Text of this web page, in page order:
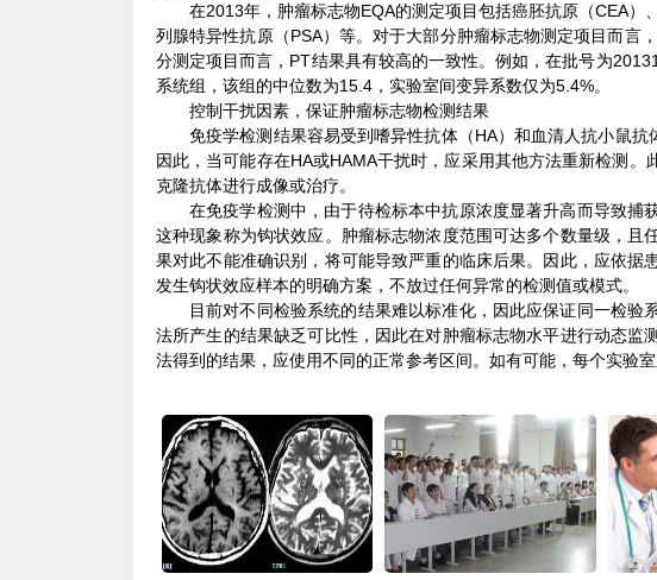
在2013年，肿瘤标志物EQA的测定项目包括癌胚抗原（CEA
列腺特异性抗原（PSA）等。对于大部分肿瘤标志物测定项目而言
分测定项目而言，PT结果具有较高的一致性。例如，在批号为
系统组，该组的中位数为15.4，实验室间变异系数仅为5.4%。
控制干扰因素，保证肿瘤标志物检测结果
免疫学检测结果容易受到嗜异性抗体（HA）和血清人抗小鼠抗
因此，当可能存在HA或HAMA干扰时，应采用其他方法重新检测
克隆抗体进行成像或治疗。
在免疫学检测中，由于待检标本中抗原浓度显著升高而导致捕
这种现象称为钩状效应。肿瘤标志物浓度范围可达多个数量级，且
果对此不能准确识别，将可能导致严重的临床后果。因此，应依据
发生钩状效应样本的明确方案，不放过任何异常的检测值或模式。
目前对不同检验系统的结果难以标准化，因此应保证同一检
法所产生的结果缺乏可比性，因此在对肿瘤标志物水平进行动态监
法得到的结果，应使用不同的正常参考区间。如有可能，每个实验室